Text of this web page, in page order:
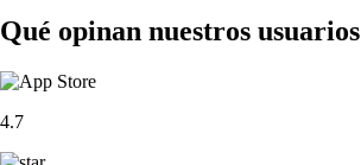
Qué opinan nuestros usuarios
4.7